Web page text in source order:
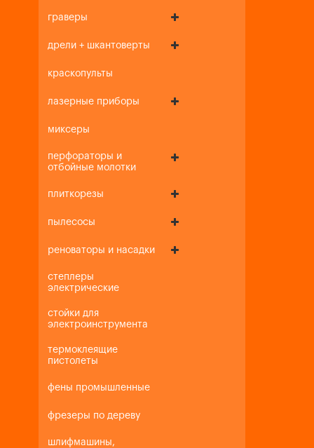
граверы
дрели + шкантоверты
краскопульты
лазерные приборы
миксеры
перфораторы и
отбойные молотки
плиткорезы
пылесосы
реноваторы и насадки
степлеры
электрические
стойки для
электроинструмента
термоклеящие
пистолеты
фены промышленные
фрезеры по дереву
шлифмашины,